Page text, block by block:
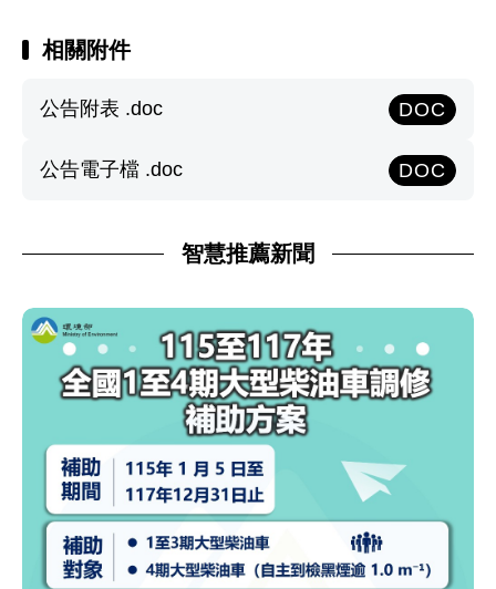
相關附件
公告附表 .doc DOC
公告電子檔 .doc DOC
智慧推薦新聞